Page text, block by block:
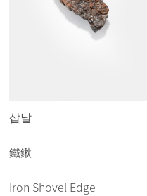
삽날
鐵鍬
Iron Shovel Edge